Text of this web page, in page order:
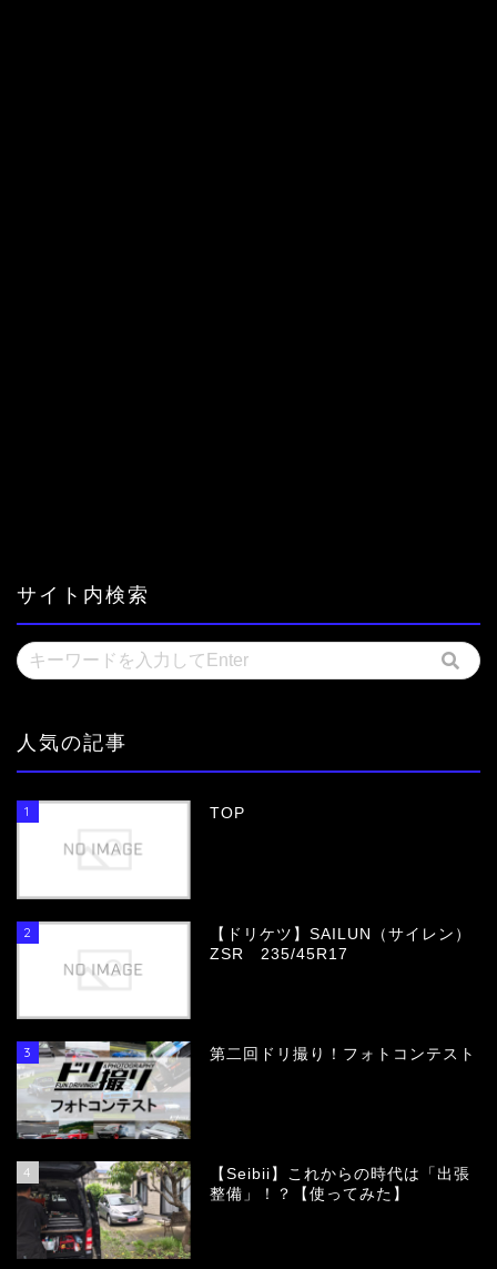
サイト内検索
人気の記事
1 TOP
2
【ドリケツ】SAILUN（サイレン）
ZSR 235/45R17
3 第二回ドリ撮り！フォトコンテスト
4
【Seibii】これからの時代は「出張
整備」！？【使ってみた】